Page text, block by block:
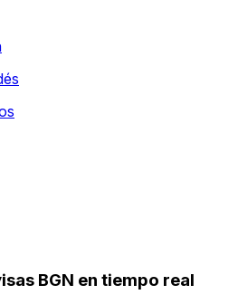
BGN en tiempo real